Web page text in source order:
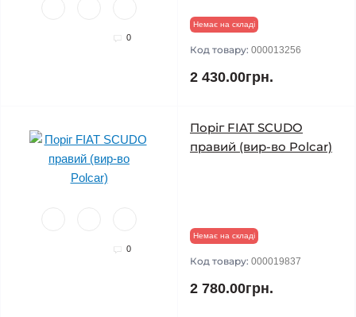
0
Немає на складі
Код товару: 000013256
2 430.00грн.
0
Поріг FIAT SCUDO
правий (вир-во Polcar)
Немає на складі
Код товару: 000019837
2 780.00грн.